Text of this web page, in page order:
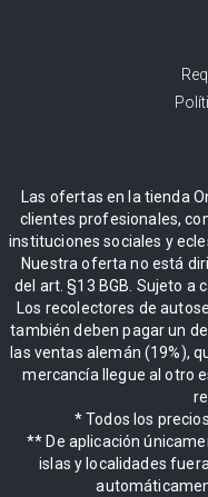
Las ofertas en la tienda
clientes profesionales,
instituciones sociales y
Nuestra oferta no está
del art. §13 BGB. Sujeto a
Los recolectores de
también deben pagar un
las ventas alemán (19%),
mercancía llegue al otro
* Todos los
** De aplicación
islas y localidades